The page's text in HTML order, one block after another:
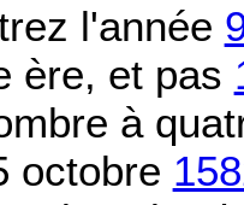
l'année
ère, et pas
à
octobre